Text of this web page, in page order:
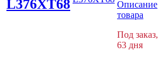
L376XT68
Описание
товара
Под заказ,
63 дня